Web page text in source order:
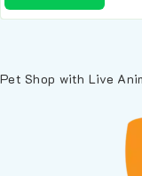
Pet Shop with Live